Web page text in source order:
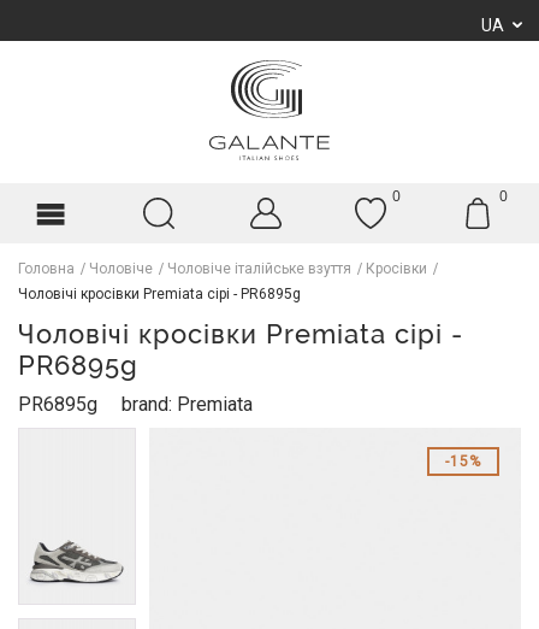
UA
0 0
Головна Чоловіче Чоловіче італійське взуття
Кросівки
Чоловічі кросівки Premiata сірі - PR6895g
Чоловічі кросівки Premiata сірі -
PR6895g
PR6895g brand: Premiata
15%